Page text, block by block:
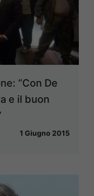
“Con De
e il buon
1 Giugno 2015